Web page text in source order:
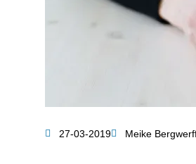
27-03-2019 Meike